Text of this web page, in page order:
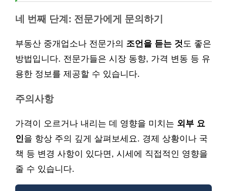
네 번째 단계: 전문가에게 문의하기
부동산 중개업소나 전문가의 조언을 듣는 것도 좋은
방법입니다. 전문가들은 시장 동향, 가격 변동 등 유
용한 정보를 제공할 수 있습니다.
주의사항
가격이 오르거나 내리는 데 영향을 미치는 외부 요
인을 항상 주의 깊게 살펴보세요. 경제 상황이나 국
책 등 변경 사항이 있다면, 시세에 직접적인 영향을
줄 수 있습니다.